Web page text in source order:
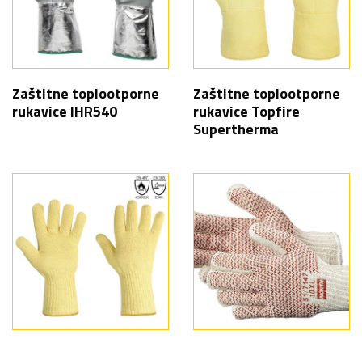
Zaštitne toplootporne
rukavice IHR540
Zaštitne toplootporne
rukavice Topfire
Supertherma